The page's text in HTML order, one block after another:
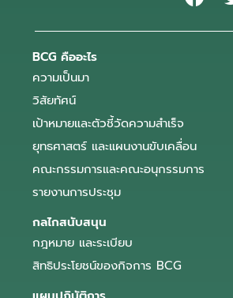
BCG คืออะไร
ความเป็นมา
วิสัยทัศน์
เป้าหมายและตัวชี้วัดความสำเร็จ
ยุทธศาสตร์ และแผนงานขับเคลื่อน
คณะกรรมการและคณะอนุกรรมการ
รายงานการประชุม
กลไกสนับสนุน
กฎหมาย และระเบียบ
สิทธิประโยชน์ของกิจการ BCG